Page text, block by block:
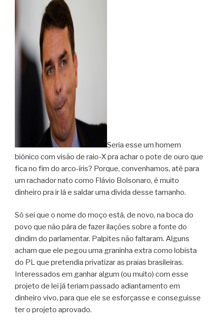
Seria esse um homem
biônico com visão de raio-X pra achar o pote de ouro que
fica no fim do arco-íris? Porque, convenhamos, até para
um rachador nato como Flávio Bolsonaro, é muito
dinheiro pra ir lá e saldar uma dívida desse tamanho.
Só sei que o nome do moço está, de novo, na boca do
povo que não pára de fazer ilações sobre a fonte do
dindim do parlamentar. Palpites não faltaram. Alguns
acham que ele pegou uma graninha extra como lobista
do PL que pretendia privatizar as praias brasileiras.
Interessados em ganhar algum (ou muito) com esse
projeto de lei já teriam passado adiantamento em
dinheiro vivo, para que ele se esforçasse e conseguisse
ter o projeto aprovado.